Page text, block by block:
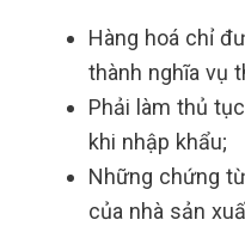
Hàng hoá chỉ
thành nghĩa vụ
Phải làm thủ
khi nhập khẩu;
Những chứng
của nhà sản